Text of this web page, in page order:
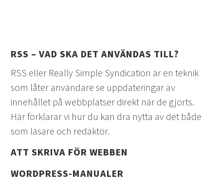
RSS – VAD SKA DET ANVÄNDAS TILL?
RSS eller Really Simple Syndication är en teknik
som låter användare se uppdateringar av
innehållet på webbplatser direkt när de gjorts.
Här förklarar vi hur du kan dra nytta av det både
som läsare och redaktör.
ATT SKRIVA FÖR WEBBEN
WORDPRESS-MANUALER